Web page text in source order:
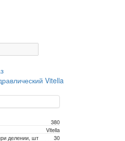
Vitella
380
Vitella
делении, шт
30